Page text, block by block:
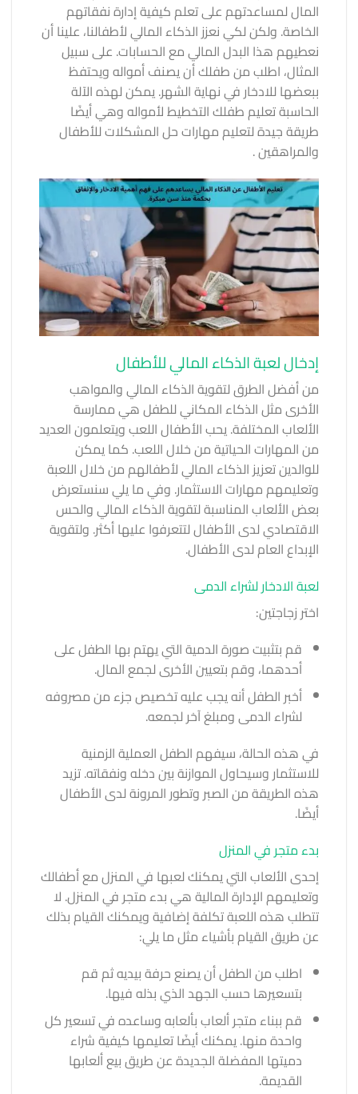
المال لمساعدتهم على تعلم كيفية إدارة نفقاتهم
الخاصة. ولكن لكي نعزز الذكاء المالي لأطفالنا، علينا أن
نعطيهم هذا البدل المالي مع الحسابات. على سبيل
المثال، اطلب من طفلك أن يصنف أمواله ويحتفظ
ببعضها للادخار في نهاية الشهر. يمكن لهذه الآلة
الحاسبة تعليم طفلك التخطيط لأمواله وهي أيضًا
طريقة جيدة لتعليممهارات حل المشكلات للأطفال
والمراهقين.
إدخال لعبة الذكاء المالي للأطفال
من أفضل الطرق لتقوية الذكاء المالي والمواهب
الأخرى مثلالذكاء المكاني للطفلهي ممارسة
الألعاب المختلفة. يحب الأطفال اللعب ويتعلمون العديد
من المهارات الحياتية من خلال اللعب. كما يمكن
للوالدين تعزيز الذكاء المالي لأطفالهم من خلال اللعبة
وتعليمهم مهارات الاستثمار. وفي ما يلي سنستعرض
بعض الألعاب المناسبة لتقوية الذكاء المالي والحس
الاقتصادي لدى الأطفال لتتعرفوا عليها أكثر. ولتقوية
الإبداع العام لدى الأطفال.
لعبة الادخار لشراء الدمى
اختر زجاجتين:
قم بتثبيت صورة الدمية التي يهتم بها الطفل على
أحدهما، وقم بتعيين الأخرى لجمع المال.
أخبر الطفل أنه يجب عليه تخصيص جزء من مصروفه
لشراء الدمى ومبلغ آخر لجمعه.
في هذه الحالة، سيفهم الطفل العملية الزمنية
للاستثمار وسيحاول الموازنة بين دخله ونفقاته. تزيد
هذه الطريقة من الصبروتطور المرونة لدى الأطفال
أيضًا.
بدء متجر في المنزل
إحدى الألعاب التي يمكنك لعبها في المنزل مع أطفالك
وتعليمهم الإدارة المالية هي بدء متجر في المنزل. لا
تتطلب هذه اللعبة تكلفة إضافية ويمكنك القيام بذلك
عن طريق القيام بأشياء مثل ما يلي:
اطلب من الطفل أن يصنع حرفة بيديه ثم قم
بتسعيرها حسب الجهد الذي بذله فيها.
قم ببناء متجر ألعاب بألعابه وساعده في تسعير كل
واحدة منها. يمكنك أيضًا تعليمها كيفية شراء
دميتها المفضلة الجديدة عن طريق بيع ألعابها
القديمة.